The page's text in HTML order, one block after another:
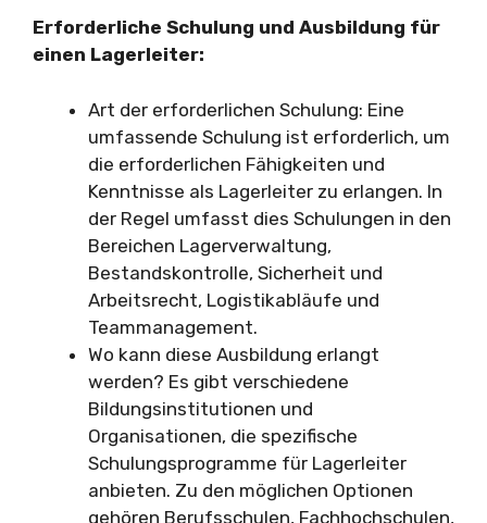
Erforderliche Schulung und Ausbildung für
einen Lagerleiter:
Art der erforderlichen Schulung: Eine
umfassende Schulung ist erforderlich, um
die erforderlichen Fähigkeiten und
Kenntnisse als Lagerleiter zu erlangen. In
der Regel umfasst dies Schulungen in den
Bereichen Lagerverwaltung,
Bestandskontrolle, Sicherheit und
Arbeitsrecht, Logistikabläufe und
Teammanagement.
Wo kann diese Ausbildung erlangt
werden? Es gibt verschiedene
Bildungsinstitutionen und
Organisationen, die spezifische
Schulungsprogramme für Lagerleiter
anbieten. Zu den möglichen Optionen
gehören Berufsschulen, Fachhochschulen,